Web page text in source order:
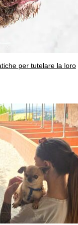
per tutelare la loro